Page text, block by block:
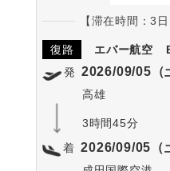
【滞在時間：3
復路 エバー航空
発 2026/09/05（
高雄
3時間45分
着 2026/09/05（